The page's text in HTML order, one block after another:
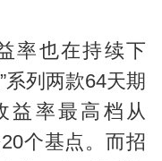
率也在持续下
系列两款64天期
益率最高档从
个基点。而招